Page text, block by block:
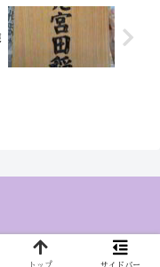
.
トップ サイドバー